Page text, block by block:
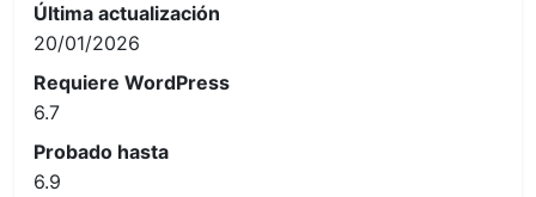
Última actualización
20/01/2026
Requiere WordPress
6.7
Probado hasta
6.9